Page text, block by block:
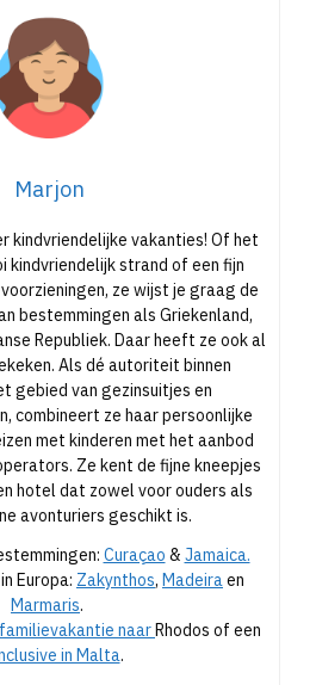
Marjon
kindvriendelijke vakanties! Of het
kindvriendelijk strand of een fijn
ze wijst je graag de
bestemmingen als Griekenland,
Republiek. Daar heeft ze ook al
Als dé autoriteit binnen
gebied van gezinsuitjes en
combineert ze haar persoonlijke
met kinderen met het aanbod
Ze kent de fijne kneepjes
hotel dat zowel voor ouders als
avonturiers geschikt is.
Curaçao & Jamaica.
Europa: Zakynthos, Madeiraen
Marmaris.
familievakantie naarRhodos of een
in Malta.